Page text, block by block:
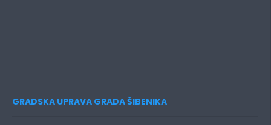
GRADSKA UPRAVA GRADA ŠIBENIKA